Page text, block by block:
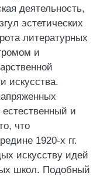
деятельность,
эстетических
литературных
и
искусства.
и
что
1920-х гг.
искусству идей
школ. Подобный